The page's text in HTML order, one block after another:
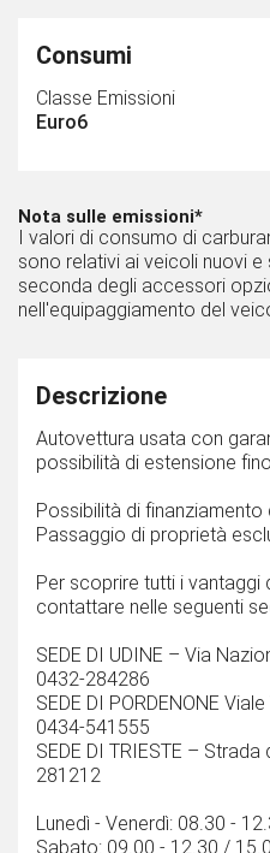
Consumi
Classe Emissioni
Euro6
Nota sulle emissioni*
I valori di consumo di
sono relativi ai veicoli nuovi
seconda degli accessori
nell'equipaggiamento del
Descrizione
Autovettura usata con
possibilità di estensione
Possibilità di
Passaggio di proprietà
Per scoprire tutti i
contattare nelle seguenti
SEDE DI UDINE – Via
0432-284286
SEDE DI PORDENONE
0434-541555
SEDE DI TRIESTE –
281212
Lunedì - Venerdì: 08.30 -
Sabato: 09.00 - 12.30 /